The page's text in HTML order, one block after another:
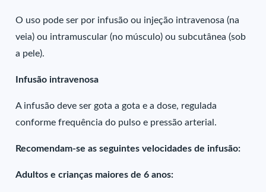
O uso pode ser por infusão ou injeção intravenosa (na
veia) ou intramuscular (no músculo) ou subcutânea (sob
a pele).
Infusão intravenosa
A infusão deve ser gota a gota e a dose, regulada
conforme frequência do pulso e pressão arterial.
Recomendam-se as seguintes velocidades de infusão:
Adultos e crianças maiores de 6 anos: